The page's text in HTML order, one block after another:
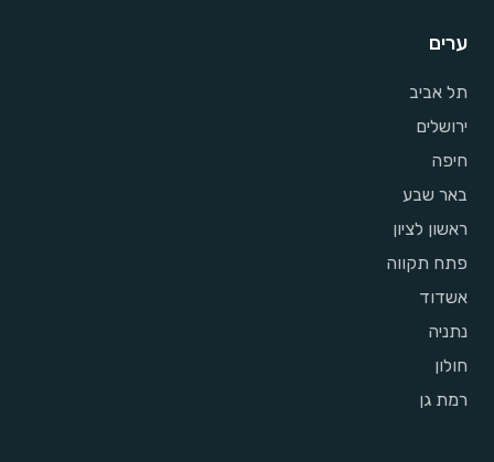
ערים
תל אביב
ירושלים
חיפה
באר שבע
ראשון לציון
פתח תקווה
אשדוד
נתניה
חולון
רמת גן